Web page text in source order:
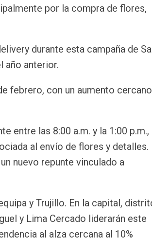
por la compra de flores,
durante esta campaña de
año anterior.
febrero, con un aumento
entre las 8:00 a.m. y la 1:00 p.m.,
al envío de flores y detalles.
nuevo repunte vinculado a
y Trujillo. En la capital,
y Lima Cercado liderarán este
al alza cercana al 10%